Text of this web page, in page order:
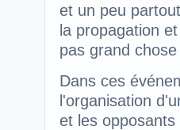
et un peu
la propagation
pas grand
Dans ces
l'organisation
et les